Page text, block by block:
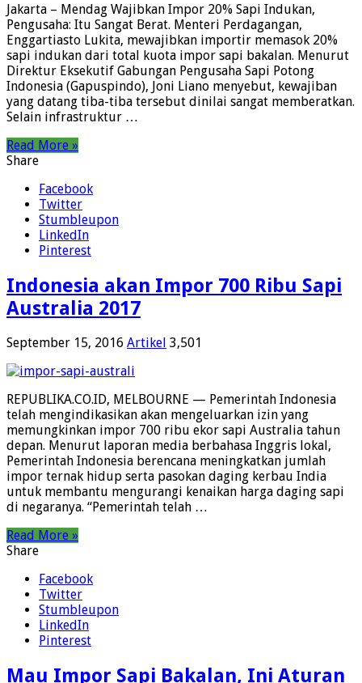
Jakarta – Mendag Wajibkan Impor 20% Sapi Indukan,
Pengusaha: Itu Sangat Berat. Menteri Perdagangan,
Enggartiasto Lukita, mewajibkan importir memasok 20%
sapi indukan dari total kuota impor sapi bakalan. Menurut
Direktur Eksekutif Gabungan Pengusaha Sapi Potong
Indonesia (Gapuspindo), Joni Liano menyebut, kewajiban
yang datang tiba-tiba tersebut dinilai sangat memberatkan.
Selain infrastruktur …
Read More »
Share
Facebook
Twitter
Stumbleupon
LinkedIn
Pinterest
Indonesia akan Impor 700 Ribu Sapi
Australia 2017
September 15, 2016 Artikel 3,501
REPUBLIKA.CO.ID, MELBOURNE — Pemerintah Indonesia
telah mengindikasikan akan mengeluarkan izin yang
memungkinkan impor 700 ribu ekor sapi Australia tahun
depan. Menurut laporan media berbahasa Inggris lokal,
Pemerintah Indonesia berencana meningkatkan jumlah
impor ternak hidup serta pasokan daging kerbau India
untuk membantu mengurangi kenaikan harga daging sapi
di negaranya. “Pemerintah telah …
Read More »
Share
Facebook
Twitter
Stumbleupon
LinkedIn
Pinterest
Mau Impor Sapi Bakalan, Ini Aturan